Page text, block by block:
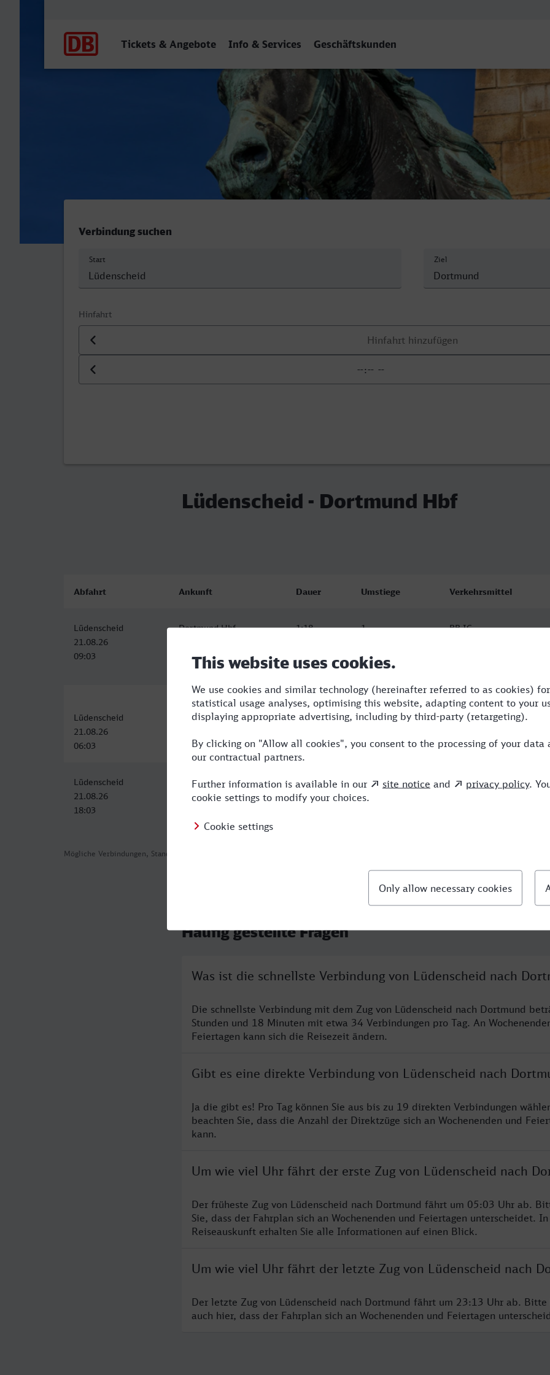
Tickets & Angebote Info & Services Geschäftskunden
Lüdenscheid - Dortmund Hbf
Verbindung suchen
Start Ziel
Hinfahrt
Datum der Hinfahrt
Uhrzeit der Hinfahrt
Lüdenscheid - Dortmund Hbf
Mögliche Verbindungen, Stand: 2026-08-07 02:56
Abfahrt Ankunft Dauer Umstiege Verkehrsmittel
Lüdenscheid
21.08.26
09:03
Dortmund Hbf
10:21
1:18 1 RB,IC
Lüdenscheid
21.08.26
06:03
Dortmund Hbf
07:23
1:20 0 RB
Lüdenscheid
21.08.26
18:03
Dortmund Hbf
21.08.26
1:18 1 RB,ICE
Häufig gestellte Fragen
Was ist die schnellste Verbindung von Lüdenscheid nach
Die schnellste Verbindung mit dem Zug von Lüdenscheid nach Dortmund
Stunden und 18 Minuten mit etwa 34 Verbindungen pro Tag. An
Feiertagen kann sich die Reisezeit ändern.
Gibt es eine direkte Verbindung von Lüdenscheid nach
Ja die gibt es! Pro Tag können Sie aus bis zu 19 direkten Verbindungen
beachten Sie, dass die Anzahl der Direktzüge sich an Wochenenden und
kann.
Um wie viel Uhr fährt der erste Zug von Lüdenscheid nach
Der früheste Zug von Lüdenscheid nach Dortmund fährt um 05:03 Uhr ab.
Sie, dass der Fahrplan sich an Wochenenden und Feiertagen unterscheidet.
Reiseauskunft erhalten Sie alle Informationen auf einen Blick.
Um wie viel Uhr fährt der letzte Zug von Lüdenscheid nach
Der letzte Zug von Lüdenscheid nach Dortmund fährt um 23:13 Uhr ab. Bitte
auch hier, dass der Fahrplan sich an Wochenenden und Feiertagen